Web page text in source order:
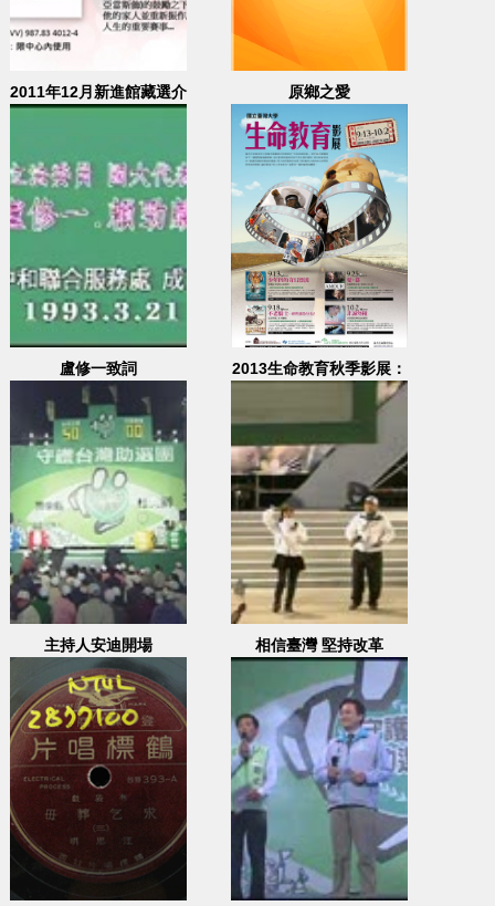
2011年12月新進館藏選介 原鄉之愛
盧修一致詞
2013生命教育秋季影展：
主持人安迪開場
相信臺灣 堅持改革
(一)-2003.12.14 地點：
臺南縣